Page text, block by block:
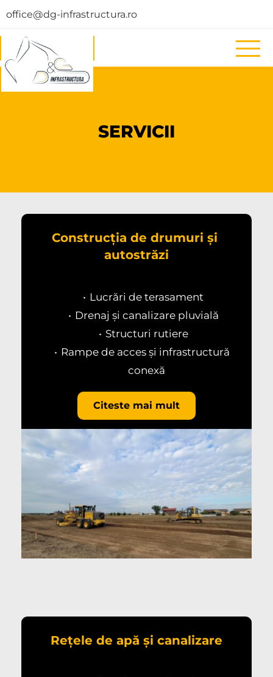
office@dg-infrastructura.ro
SERVICII
Construcția de drumuri și
autostrăzi
Lucrări de terasament
Drenaj și canalizare pluvială
Structuri rutiere
Rampe de acces și infrastructură
conexă
Citeste mai mult
Rețele de apă și canalizare